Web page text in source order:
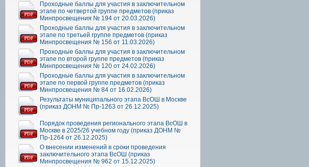
Проходные баллы для участия в заключительном
этапе по четвертой группе предметов (приказ
Минпросвещения № 194 от 20.03.2026)
Проходные баллы для участия в заключительном
этапе по третьей группе предметов (приказ
Минпросвещения № 156 от 11.03.2026)
Проходные баллы для участия в заключительном
этапе по второй группе предметов (приказ
Минпросвещения № 120 от 24.02.2026)
Проходные баллы для участия в заключительном
этапе по первой группе предметов (приказ
Минпросвещения № 84 от 16.02.2026)
Результаты муниципального этапа ВсОШ в Москве
(приказ ДОНМ № Пр-1263 от 26.12.2025)
Порядок проведения регионального этапа ВсОШ в
Москве в 2025/26 учебном году (приказ ДОНМ №
Пр-1264 от 26.12.2025)
О внесении изменений в сроки проведения
заключительного этапа ВсОШ (приказ
Минпросвещения № 962 от 15.12.2025)